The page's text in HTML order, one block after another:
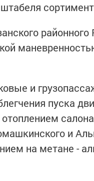
и
пуска
и
на метане -